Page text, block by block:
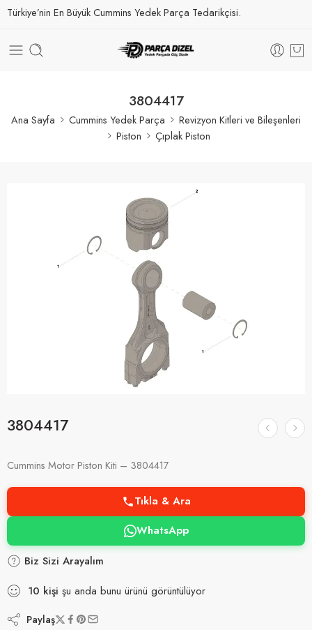
Türkiye’nin En Büyük Cummins Yedek Parça Tedarikçisi.
3804417
Ana Sayfa Cummins Yedek Parça
Revizyon Kitleri ve Bileşenleri
Piston
Çıplak Piston
3804417
Cummins Motor Piston Kiti – 3804417
Tıkla & Ara
WhatsApp
Biz Sizi Arayalım
10 kişi şu anda bunu ürünü görüntülüyor
Paylaş